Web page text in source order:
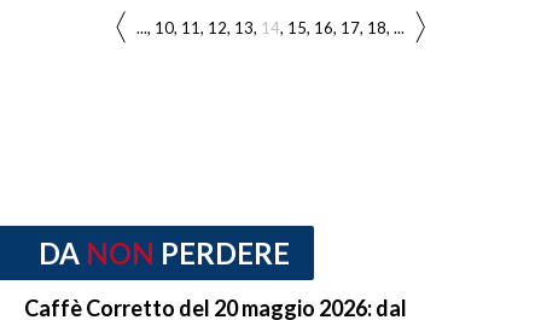
... 10 11 12 13 14 15 16 17 18 ...
DA NON PERDERE
Caffè Corretto del 20 maggio 2026: dal